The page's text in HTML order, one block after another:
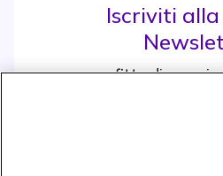
Iscriviti
e approfitta di